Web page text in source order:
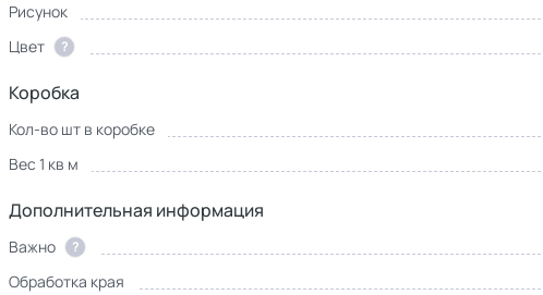
Рисунок
Цвет
?
Коробка
Кол-во шт в коробке
Вес 1 кв м
Дополнительная информация
Важно ?
Обработка края